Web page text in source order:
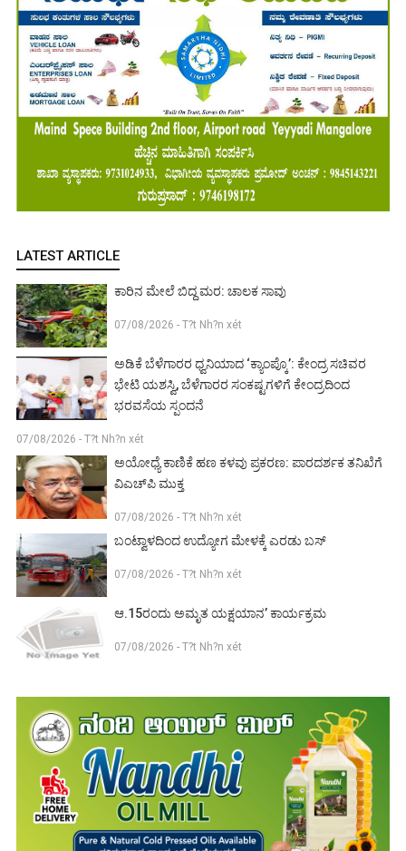
LATEST ARTICLE
ಕಾರಿನ ಮೇಲೆ ಬಿದ್ದ ಮರ: ಚಾಲಕ ಸಾವು
07/08/2026 - T?t Nh?n xét
ಅಡಿಕೆ ಬೆಳೆಗಾರರ ಧ್ವನಿಯಾದ ‘ಕ್ಯಾಂಪ್ಕೊ’: ಕೇಂದ್ರ ಸಚಿವರ
ಭೇಟಿ ಯಶಸ್ವಿ, ಬೆಳೆಗಾರರ ಸಂಕಷ್ಟಗಳಿಗೆ ಕೇಂದ್ರದಿಂದ
ಭರವಸೆಯ ಸ್ಪಂದನೆ
07/08/2026 - T?t Nh?n xét
ಅಯೋಧ್ಯೆ ಕಾಣಿಕೆ ಹಣ ಕಳವು ಪ್ರಕರಣ: ಪಾರದರ್ಶಕ ತನಿಖೆಗೆ
ವಿಎಚ್‌ಪಿ ಮುಕ್ತ
07/08/2026 - T?t Nh?n xét
ಬಂಟ್ವಾಳದಿಂದ ಉದ್ಯೋಗ ಮೇಳಕ್ಕೆ ಎರಡು ಬಸ್
07/08/2026 - T?t Nh?n xét
ಆ.15ರಂದು ಅಮೃತ ಯಕ್ಷಯಾನ’ ಕಾರ್ಯಕ್ರಮ
07/08/2026 - T?t Nh?n xét